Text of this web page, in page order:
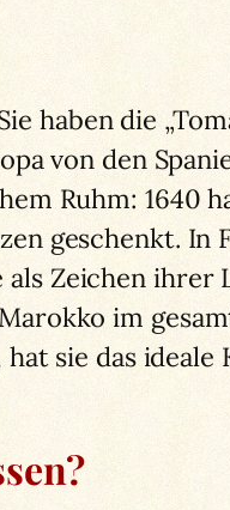
haben die
von den
Ruhm: 1640
geschenkt. In
Zeichen
im
sie das